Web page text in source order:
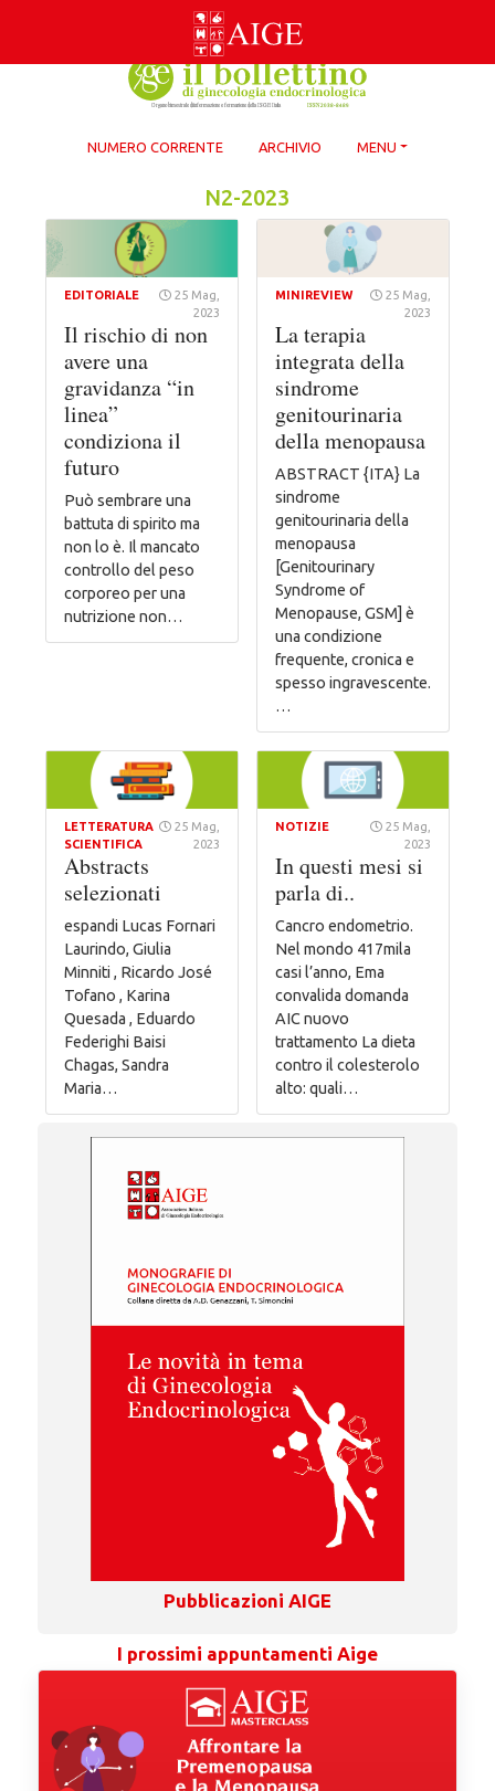
NUMERO CORRENTE ARCHIVIO MENU
N2-2023
EDITORIALE
25 Mag,
2023
Il rischio di non
avere una
gravidanza “in
linea”
condiziona il
futuro
Può sembrare una
battuta di spirito ma
non lo è. Il mancato
controllo del peso
corporeo per una
nutrizione non…
MINIREVIEW
25 Mag,
2023
La terapia
integrata della
sindrome
genitourinaria
della menopausa
ABSTRACT {ITA} La
sindrome
genitourinaria della
menopausa
[Genitourinary
Syndrome of
Menopause, GSM] è
una condizione
frequente, cronica e
spesso ingravescente.
…
LETTERATURA
SCIENTIFICA
25 Mag,
2023
Abstracts
selezionati
espandi Lucas Fornari
Laurindo, Giulia
Minniti , Ricardo José
Tofano , Karina
Quesada , Eduardo
Federighi Baisi
Chagas, Sandra
Maria…
NOTIZIE
25 Mag,
2023
In questi mesi si
parla di..
Cancro endometrio.
Nel mondo 417mila
casi l’anno, Ema
convalida domanda
AIC nuovo
trattamento La dieta
contro il colesterolo
alto: quali…
Pubblicazioni AIGE
I prossimi appuntamenti Aige